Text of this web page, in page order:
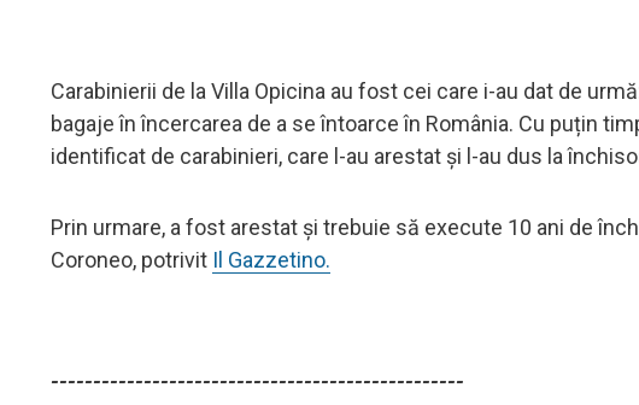
Carabinierii de la Villa Opicina au fost cei care i-au dat de
bagaje în încercarea de a se întoarce în România. Cu puțin
identificat de carabinieri, care l-au arestat și l-au dus la
Prin urmare, a fost arestat și trebuie să execute 10 ani de
Coroneo, potrivit Il Gazzetino.
-------------------------------------------------